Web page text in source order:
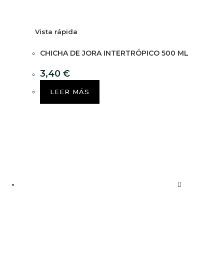
Vista rápida
CHICHA DE JORA INTERTRÓPICO 500 ML
3,40 €
LEER MÁS